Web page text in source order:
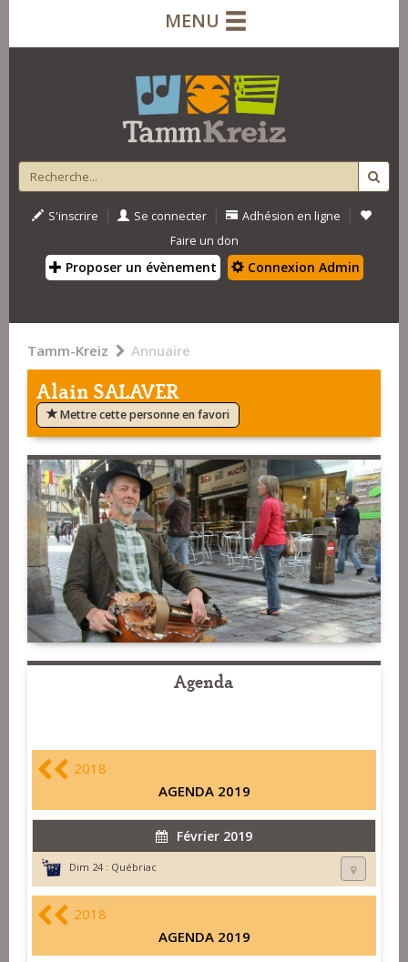
MENU
S'inscrire | Se connecter | Adhésion en ligne |
Faire un don
Proposer un évènement Connexion Admin
Tamm-Kreiz Annuaire
Alain SALAVER
Mettre cette personne en favori
Agenda
2018
AGENDA 2019
Février 2019
Dim 24 : Québriac
2018
AGENDA 2019